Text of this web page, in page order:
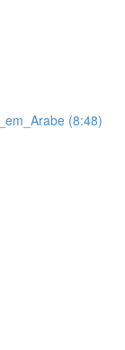
(8:48)